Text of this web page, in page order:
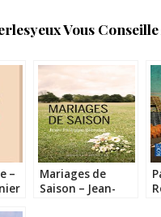
Vous Conseille
–
Mariages de
Saison – Jean-